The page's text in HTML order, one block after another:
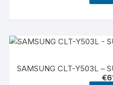
SAMSUNG CLT-Y503L –
€